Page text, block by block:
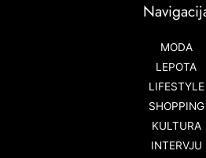
MODA
LEPOTA
LIFESTYLE
SHOPPING
KULTURA
INTERVJU